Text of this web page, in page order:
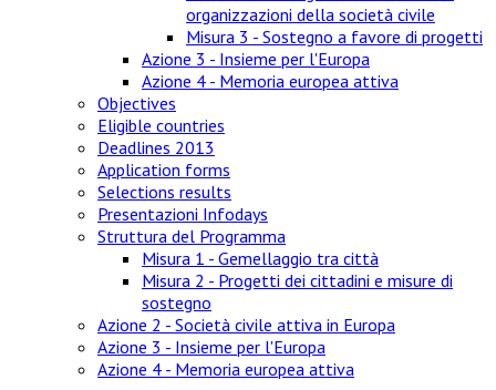
organizzazioni della società civile
Misura 3 - Sostegno a favore di progetti
Azione 3 - Insieme per l'Europa
Azione 4 - Memoria europea attiva
Objectives
Eligible countries
Deadlines 2013
Application forms
Selections results
Presentazioni Infodays
Struttura del Programma
Misura 1 - Gemellaggio tra città
Misura 2 - Progetti dei cittadini e misure di
sostegno
Azione 2 - Società civile attiva in Europa
Azione 3 - Insieme per l'Europa
Azione 4 - Memoria europea attiva